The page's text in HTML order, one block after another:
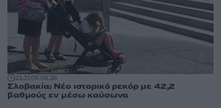
21:2106.08.26
Σλοβακία: Νέο ιστορικό ρεκόρ με 42,2
βαθμούς εν μέσω καύσωνα